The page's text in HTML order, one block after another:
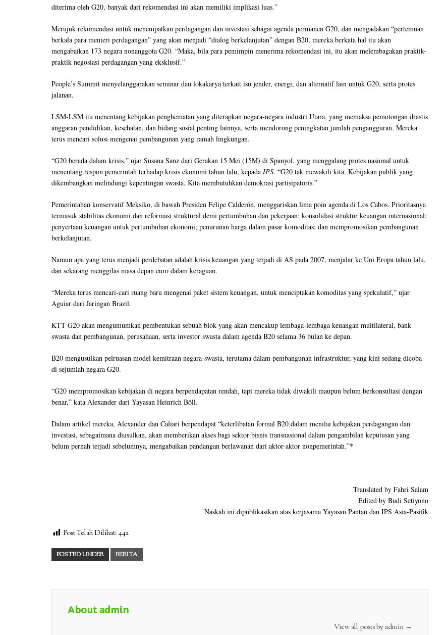
diterima oleh G20, banyak dari rekomendasi ini akan memiliki implikasi luas.”
Merujuk rekomendasi untuk menempatkan perdagangan dan investasi sebagai agenda permanen G20, dan mengadakan “pertemuan
berkala para menteri perdagangan” yang akan menjadi “dialog berkelanjutan” dengan B20, mereka berkata hal itu akan
mengabaikan 173 negara nonanggota G20. “Maka, bila para pemimpin menerima rekomendasi ini, itu akan melembagakan praktik-
praktik negosiasi perdagangan yang eksklusif.”
People’s Summit menyelanggarakan seminar dan lokakarya terkait isu jender, energi, dan alternatif lain untuk G20, serta protes
jalanan.
LSM-LSM itu menentang kebijakan penghematan yang diterapkan negara-negara industri Utara, yang memaksa pemotongan drastis
anggaran pendidikan, kesehatan, dan bidang sosial penting lainnya, serta mendorong peningkatan jumlah pengangguran. Mereka
terus mencari solusi mengenai pembangunan yang ramah lingkungan.
“G20 berada dalam krisis,” ujar Susana Sanz dari Gerakan 15 Mei (15M) di Spanyol, yang menggalang protes nasional untuk
menentang respon pemerintah terhadap krisis ekonomi tahun lalu, kepada IPS. “G20 tak mewakili kita. Kebijakan publik yang
dikembangkan melindungi kepentingan swasta. Kita membutuhkan demokrasi partisipatoris.”
Pemerintahan konservatif Meksiko, di bawah Presiden Felipe Calderón, menggariskan lima poin agenda di Los Cabos. Prioritasnya
termasuk stabilitas ekonomi dan reformasi struktural demi pertumbuhan dan pekerjaan; konsolidasi struktur keuangan internasional;
penyertaan keuangan untuk pertumbuhan ekonomi; penurunan harga dalam pasar komoditas; dan mempromosikan pembangunan
berkelanjutan.
Namun apa yang terus menjadi perdebatan adalah krisis keuangan yang terjadi di AS pada 2007, menjalar ke Uni Eropa tahun lalu,
dan sekarang menggilas masa depan euro dalam keraguan.
“Mereka terus mencari-cari ruang baru mengenai paket sistem keuangan, untuk menciptakan komoditas yang spekulatif,” ujar
Aguiar dari Jaringan Brazil.
KTT G20 akan mengumumkan pembentukan sebuah blok yang akan mencakup lembaga-lembaga keuangan multilateral, bank
swasta dan pembangunan, perusahaan, serta investor swasta dalam agenda B20 selama 36 bulan ke depan.
B20 mengusulkan pelruasan model kemitraan negara-swasta, terutama dalam pembangunan infrastruktur, yang kini sedang dicoba
di sejumlah negara G20.
“G20 mempromosikan kebijakan di negara berpendapatan rendah, tapi mereka tidak diwakili maupun belum berkonsultasi dengan
benar,” kata Alexander dari Yayasan Heinrich Böll.
Dalam artikel mereka, Alexander dan Caliari berpendapat “keterlibatan formal B20 dalam menilai kebijakan perdagangan dan
investasi, sebagaimana diusulkan, akan memberikan akses bagi sektor bisnis transnasional dalam pengambilan keputusan yang
belum pernah terjadi sebelumnya, mengabaikan pandangan berlawanan dari aktor-aktor nonpemerintah.”*
Translated by Fahri Salam
Edited by Budi Setiyono
Naskah ini dipublikasikan atas kerjasama Yayasan Pantau dan IPS Asia-Pasifik
Post Telah Dilihat: 442
POSTED UNDER BERITA
About admin
View all posts by admin →